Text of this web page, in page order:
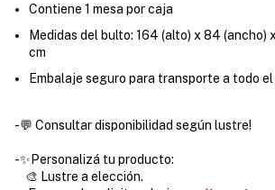
Contiene 1 mesa por caja
Medidas del bulto: 164 (alto) x 84 (ancho)
cm
Embalaje seguro para transporte a todo el
-💬 Consultar disponibilidad según lustre!
-✨Personalizá tu producto:
🎨 Lustre a elección.